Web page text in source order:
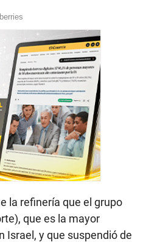
la refinería que el grupo
que es la mayor
Israel, y que suspendió de